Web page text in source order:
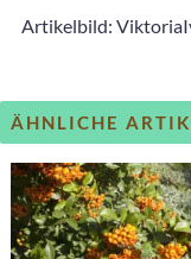
Artikelbild:
ÄHNLICHE